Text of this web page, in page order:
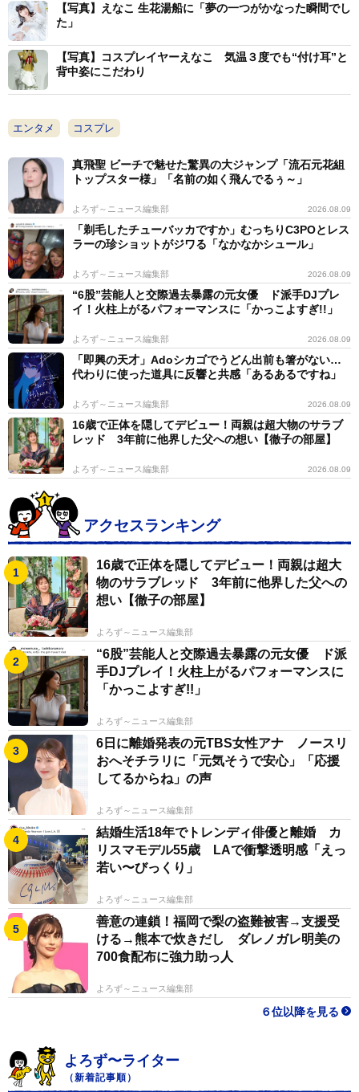
【写真】えなこ 生花湯船に「夢の一つがかなった瞬間でし
た」
【写真】コスプレイヤーえなこ 気温３度でも“付け耳”と
背中姿にこだわり
エンタメ コスプレ
真飛聖 ビーチで魅せた驚異の大ジャンプ「流石元花組
トップスター様」「名前の如く飛んでるぅ～」
よろず～ニュース編集部 2026.08.09
「剃毛したチューバッカですか」むっちりC3POとレス
ラーの珍ショットがジワる「なかなかシュール」
よろず～ニュース編集部 2026.08.09
“6股”芸能人と交際過去暴露の元女優 ド派手DJプレ
イ！火柱上がるパフォーマンスに「かっこよすぎ!!」
よろず～ニュース編集部 2026.08.09
「即興の天才」Adoシカゴでうどん出前も箸がない…
代わりに使った道具に反響と共感「あるあるですね」
よろず～ニュース編集部 2026.08.09
16歳で正体を隠してデビュー！両親は超大物のサラブ
レッド 3年前に他界した父への想い【徹子の部屋】
よろず～ニュース編集部 2026.08.09
アクセスランキング
16歳で正体を隠してデビュー！両親は超大
物のサラブレッド 3年前に他界した父への
想い【徹子の部屋】
よろず～ニュース編集部
“6股”芸能人と交際過去暴露の元女優 ド派
手DJプレイ！火柱上がるパフォーマンスに
「かっこよすぎ!!」
よろず～ニュース編集部
6日に離婚発表の元TBS女性アナ ノースリ
おへそチラリに「元気そうで安心」「応援
してるからね」の声
よろず～ニュース編集部
結婚生活18年でトレンディ俳優と離婚 カ
リスマモデル55歳 LAで衝撃透明感「えっ
若い〜びっくり」
よろず～ニュース編集部
善意の連鎖！福岡で梨の盗難被害→支援受
ける→熊本で炊きだし ダレノガレ明美の
700食配布に強力助っ人
よろず～ニュース編集部
６位以降を見る
よろず〜ライター
（新着記事順）